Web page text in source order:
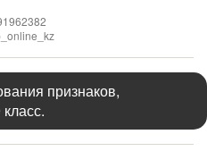
признаков,